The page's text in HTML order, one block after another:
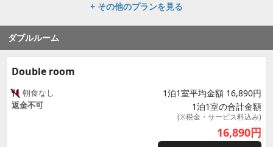
+ その他のプランを見る
ダブルルーム
Double room
朝食なし
返金不可
1泊1室平均金額 16,890円
1泊1室の合計金額
(※税金・サービス料込み)
16,890円